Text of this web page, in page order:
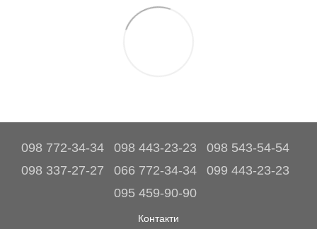
098 772-34-34 098 443-23-23
098 543-54-54
098 337-27-27
066 772-34-34
099 443-23-23
095 459-90-90
Контакти